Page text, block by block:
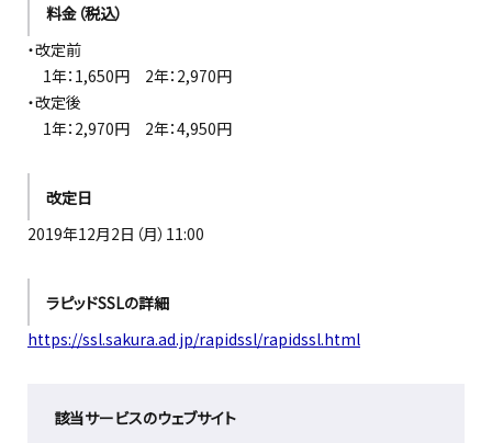
料金（税込）
・改定前
1年：1,650円 2年：2,970円
・改定後
1年：2,970円 2年：4,950円
改定日
2019年12月2日（月）11:00
ラピッドSSLの詳細
https://ssl.sakura.ad.jp/rapidssl/rapidssl.html
該当サービスのウェブサイト